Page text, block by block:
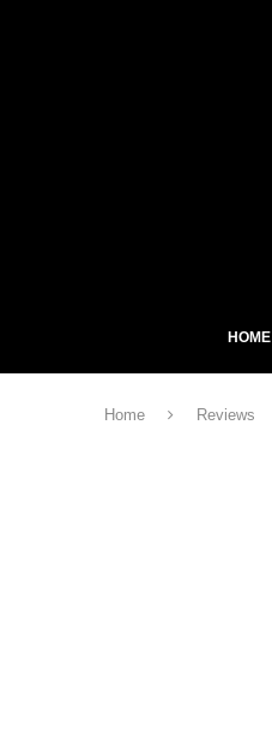
HOME
Home Reviews